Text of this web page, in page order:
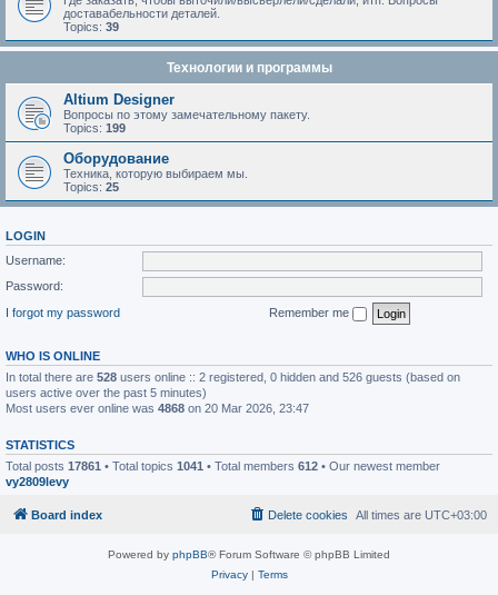
доставабельности деталей.
Topics: 39
Технологии и программы
Altium Designer
Вопросы по этому замечательному пакету.
Topics: 199
Оборудование
Техника, которую выбираем мы.
Topics: 25
LOGIN
Username:
Password:
I forgot my password
Remember me
WHO IS ONLINE
In total there are 528 users online :: 2 registered, 0 hidden and 526 guests (based on
users active over the past 5 minutes)
Most users ever online was 4868 on 20 Mar 2026, 23:47
STATISTICS
Total posts 17861 • Total topics 1041 • Total members 612 • Our newest member
vy2809levy
Board index All times are UTC+03:00
Delete cookies
Powered by phpBB® Forum Software © phpBB Limited
Privacy| Terms